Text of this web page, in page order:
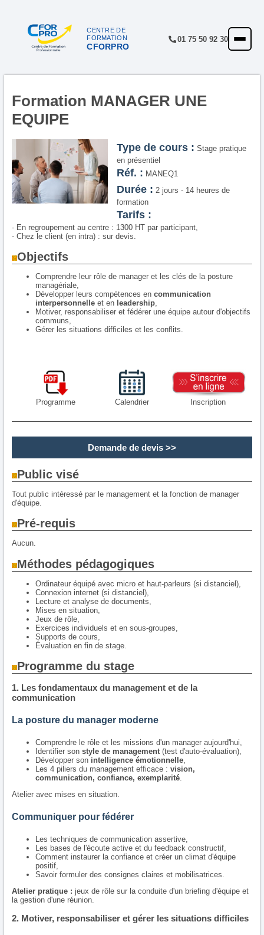
CENTRE DE
FORMATION
CFORPRO
01 75 50 92 30
ACCUEIL
RÉFÉRENCES
Formation MANAGER UNE
EQUIPE
Type de cours : Stage pratique
en présentiel
Réf. : MANEQ1
Durée : 2 jours - 14 heures de
formation
Tarifs :
- En regroupement au centre : 1300 HT par participant,
- Chez le client (en intra) : sur devis.
Objectifs
Comprendre leur rôle de manager et les clés de la posture
managériale,
Développer leurs compétences en communication
interpersonnelleet en leadership,
Motiver, responsabiliser et fédérer une équipe autour d'objectifs
communs,
Gérer les situations difficiles et les conflits.
Programme Calendrier Inscription
Demande de devis >>
Public visé
Tout public intéressé par le management et la fonction de manager
d'équipe.
Pré-requis
Aucun.
Méthodes pédagogiques
Ordinateur équipé avec micro et haut-parleurs (si distanciel),
Connexion internet (si distanciel),
Lecture et analyse de documents,
Mises en situation,
Jeux de rôle,
Exercices individuels et en sous-groupes,
Supports de cours,
Évaluation en fin de stage.
Programme du stage
1. Les fondamentaux du management et de la
communication
La posture du manager moderne
Comprendre le rôle et les missions d'un manager aujourd'hui,
Identifier son style de management(test d'auto-évaluation),
Développer son intelligence émotionnelle,
Les 4 piliers du management efficace : vision,
communication, confiance, exemplarité.
Atelier avec mises en situation.
Communiquer pour fédérer
Les techniques de communication assertive,
Les bases de l'écoute active et du feedback constructif,
Comment instaurer la confiance et créer un climat d'équipe
positif,
Savoir formuler des consignes claires et mobilisatrices.
Atelier pratique : jeux de rôle sur la conduite d'un briefing d'équipe et
la gestion d'une réunion.
2. Motiver, responsabiliser et gérer les situations difficiles